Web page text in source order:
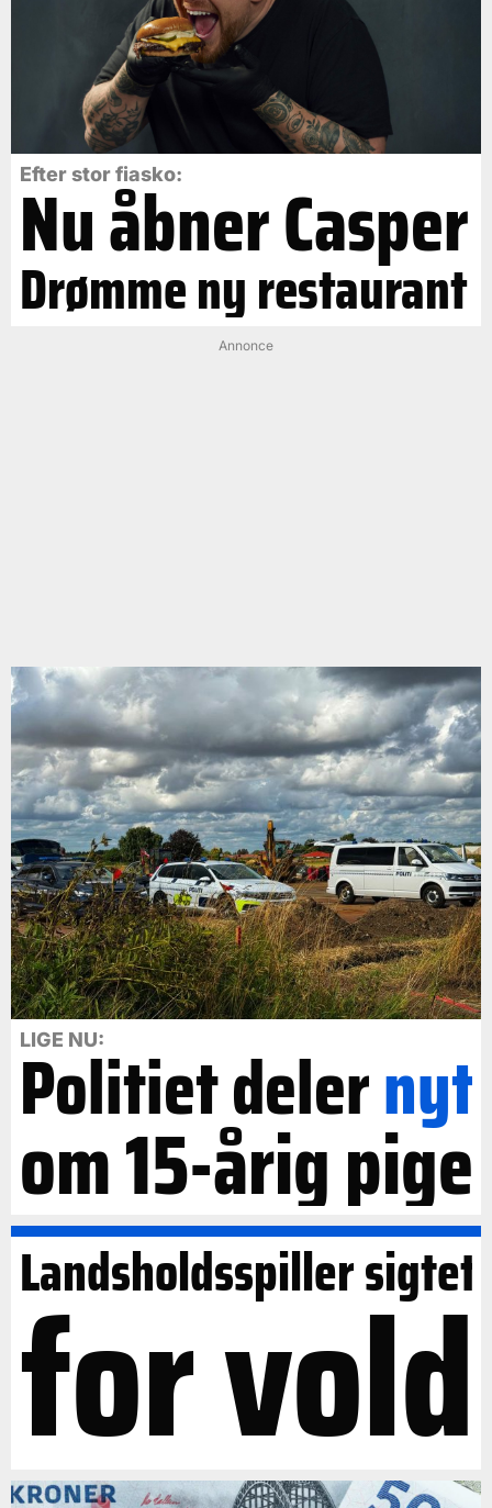
Efter stor fiasko:
Nu åbner Casper
Drømme ny restaurant
Annonce
LIGE NU:
Politiet delernyt
om 15-årig pige
Landsholdsspiller sigtet
for vold